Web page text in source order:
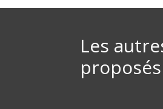
Les